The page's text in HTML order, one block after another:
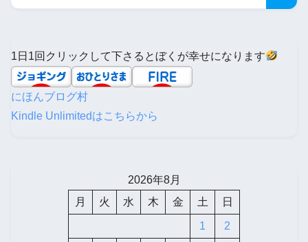
1日1回クリックして下さるとぼくが幸せになります
にほんブログ村
Kindle Unlimitedはこちらから
2026年8月
月
火 水 木 金 土 日
1 2